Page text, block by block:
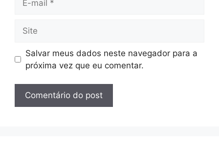
mail
Salvar meus dados neste navegador para a
próxima vez que eu comentar.